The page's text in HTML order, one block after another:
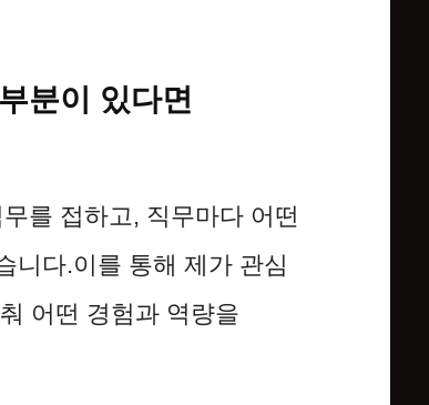
분이 있다면
를 접하고, 직무마다 어떤
니다.이를 통해 제가 관심
어떤 경험과 역량을